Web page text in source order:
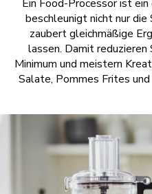
Ein Food-Processor ist
beschleunigt nicht nur
zaubert gleichmäßige
lassen. Damit
Minimum und meistern
Salate, Pommes Frites